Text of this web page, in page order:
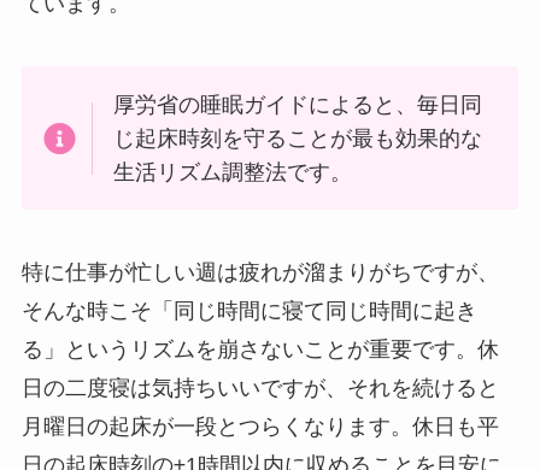
厚労省の睡眠ガイドによると、毎日同
じ起床時刻を守ることが最も効果的な
生活リズム調整法です。
特に仕事が忙しい週は疲れが溜まりがちですが、
そんな時こそ「同じ時間に寝て同じ時間に起き
る」というリズムを崩さないことが重要です。休
日の二度寝は気持ちいいですが、それを続けると
月曜日の起床が一段とつらくなります。休日も平